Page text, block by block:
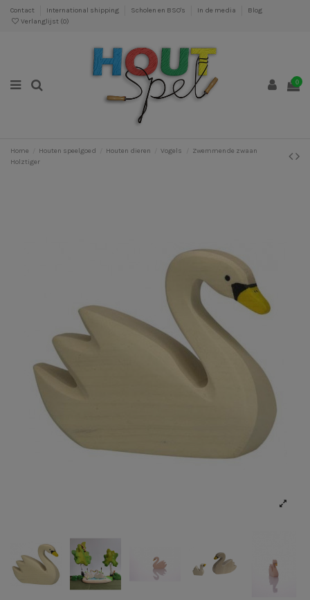
Contact International shipping Scholen en BSO's In de media
Blog
Verlanglijst (0)
0
Home Houten speelgoed Houten dieren Vogels
Zwemmende zwaan
Holztiger